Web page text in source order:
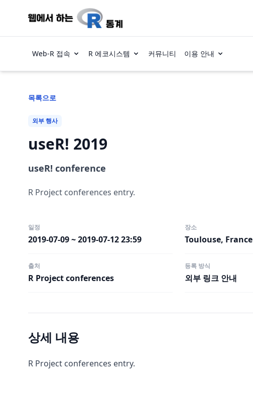
Web-R 접속 R 에코시스템 커뮤니티 이용 안내
목록으로
외부 행사
useR! 2019
useR! conference
R Project conferences entry.
일정
2019-07-09 ~ 2019-07-12 23:59
장소
Toulouse, France
출처
R Project conferences
등록 방식
외부 링크 안내
상세 내용
R Project conferences entry.